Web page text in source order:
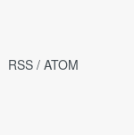
RSS / ATOM